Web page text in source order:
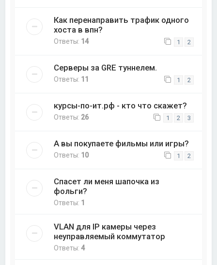
Как перенаправить трафик одного
хоста в впн?
Ответы: 14 1 2
Серверы за GRE туннелем.
Ответы: 11 1 2
курсы-по-ит.рф - кто что скажет?
Ответы: 26 1 2 3
А вы покупаете фильмы или игры?
Ответы: 10 1 2
Спасет ли меня шапочка из
фольги?
Ответы: 1
VLAN для IP камеры через
неуправляемый коммутатор
Ответы:4